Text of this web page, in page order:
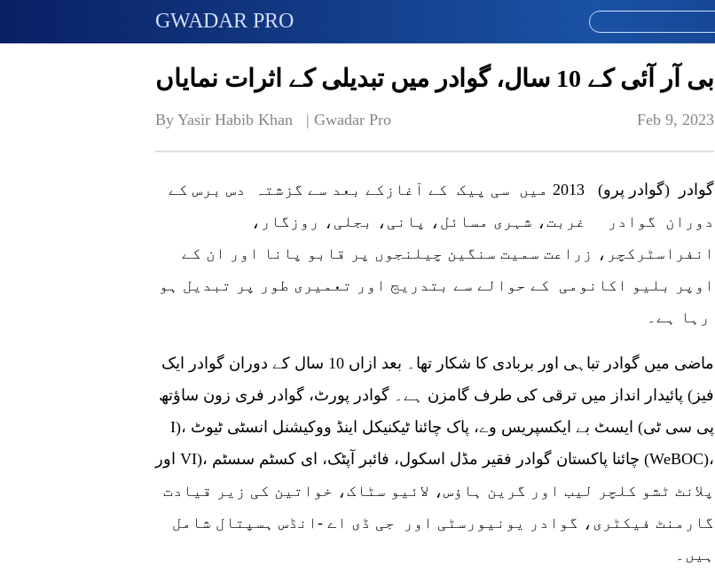
GWADAR PRO
بی آر آئی کے 10 سال، گوادر میں تبدیلی کے اثرات نمایاں
By Yasir Habib Khan   | Gwadar Pro Feb 9, 2023
گوادر (گوادر پرو) 2013 میں سی پیک کے آغازکے بعد سے گزشتہ دس برس کے
دوران گوادر غربت، شہری مسائل، پانی، بجلی، روزگار،
انفراسٹرکچر، زراعت سمیت سنگین چیلنجوں پر قابو پانا اور ان کے
اوپر بلیو اکانومی کے حوالے سے بتدریج اور تعمیری طور پر تبدیل ہو
ماضی میں گوادر تباہی اور بربادی کا شکار تھا۔ بعد ازاں 10 سال کے دوران گوادر ایک
پائیدار انداز میں ترقی کی طرف گامزن ہے۔ گوادر پورٹ، گوادر فری زون ساؤتھ (فیز
I)، ایسٹ بے ایکسپریس وے، پاک چائنا ٹیکنیکل اینڈ ووکیشنل انسٹی ٹیوٹ (پی سی ٹی
اور VI)، چائنا پاکستان گوادر فقیر مڈل اسکول، فائبر آپٹک، ای کسٹم سسٹم (WeBOC)،
پلانٹ ٹشو کلچر لیب اور گرین ہاؤس، لائیو سٹاک، خواتین کی زیر قیادت
گارمنٹ فیکٹری، گوادر یونیورسٹی اور جی ڈی اے -انڈس ہسپتال شامل
ہیں۔